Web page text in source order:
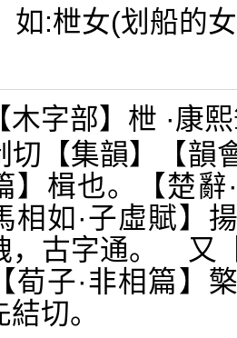
如:枻女(划船的
木字部】枻 ·康
切【集韻】【韻
】楫也。【楚
相如·子虛賦】
，古字通。 又
荀子·非相篇】
切。